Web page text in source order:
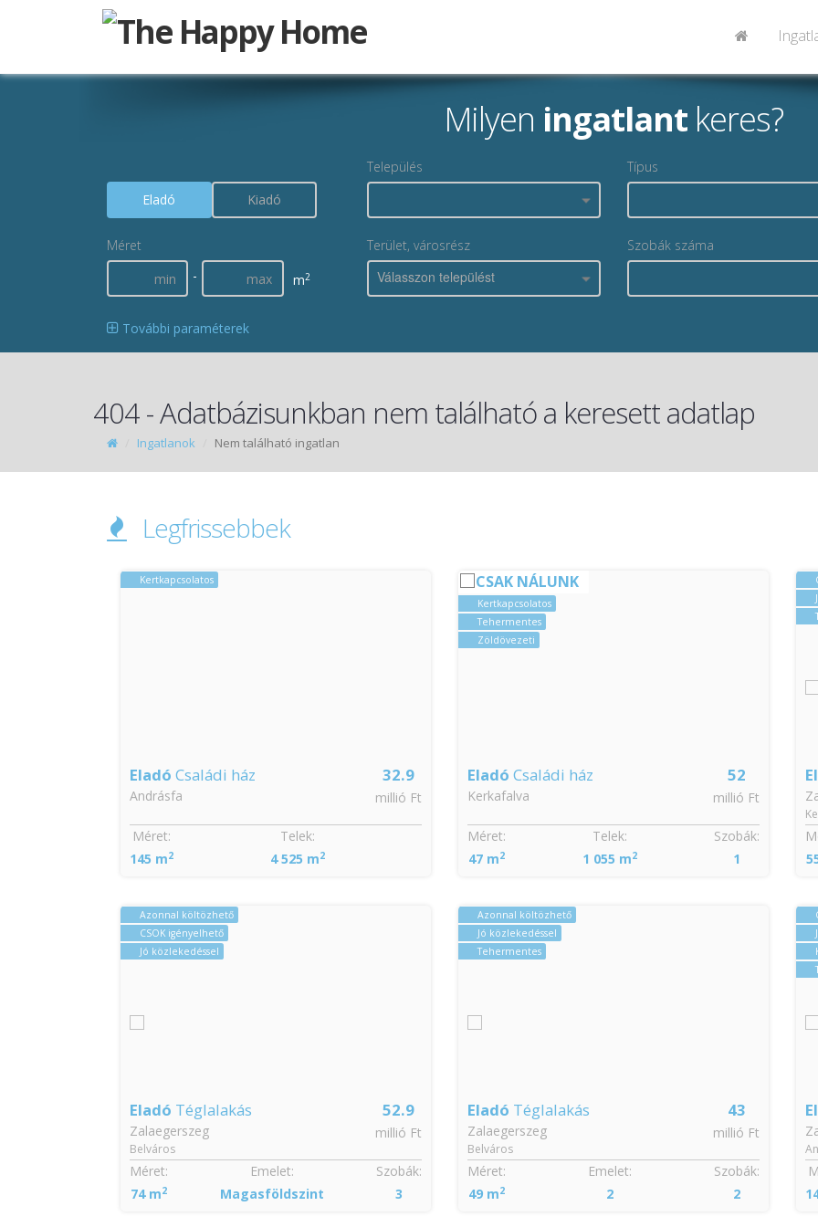
Milyen ingatlant keres?
Eladó Kiadó
Település Típus
Méret
-
m2
Terület, városrész
Válasszon települést
Szobák száma
További paraméterek
404 - Adatbázisunkban nem található a keresett adatlap
Ingatlanok Nem található ingatlan
Legfrissebbek
Kertkapcsolatos
32.9
millió Ft
Eladó Családi ház
Andrásfa
Méret:
145 m2
Telek:
4 525 m2
Azonnal költözhető
CSOK igényelhető
Jó közlekedéssel
52.9
millió Ft
Eladó Téglalakás
Zalaegerszeg
Belváros
Szobák:
3
Méret:
74 m2
Emelet:
Magasföldszint
CSAK NÁLUNK
Kertkapcsolatos
Tehermentes
Zöldövezeti
52
millió Ft
Eladó Családi ház
Kerkafalva
Szobák:
1
Méret:
47 m2
Telek:
1 055 m2
Azonnal költözhető
Jó közlekedéssel
Tehermentes
43
millió Ft
Eladó Téglalakás
Zalaegerszeg
Belváros
Szobák:
2
Méret:
49 m2
Emelet:
2